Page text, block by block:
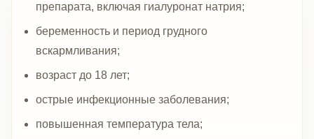
препарата, включая гиалуронат натрия;
беременность и период грудного
вскармливания;
возраст до 18 лет;
острые инфекционные заболевания;
повышенная температура тела;